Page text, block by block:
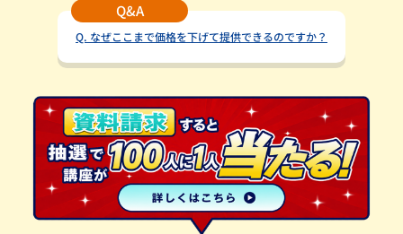
Q&A
Q. なぜここまで価格を下げて提供できるのですか？